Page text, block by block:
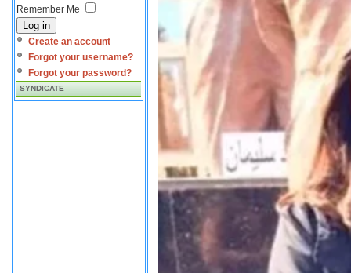
Remember Me
Log in
Create an account
Forgot your username?
Forgot your password?
SYNDICATE